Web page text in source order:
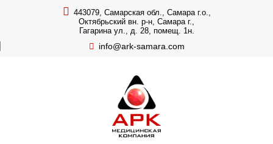
443079, Самарская обл., Самара г.о.,
Октябрьский вн. р-н, Самара г.,
Гагарина ул., д. 28, помещ. 1н.
info@ark-samara.com